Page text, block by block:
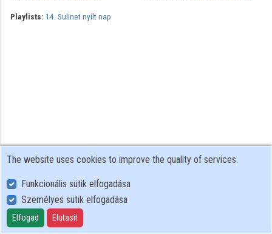
Contributors
Playlists: 14. Sulinet nyílt nap
User Policy
Adatkezelési tájékoztató (en)
Cookie Policy
The website uses cookies to improve the quality of services.
Funkcionális sütik elfogadása
Személyes sütik elfogadása
Elfogad Elutasít